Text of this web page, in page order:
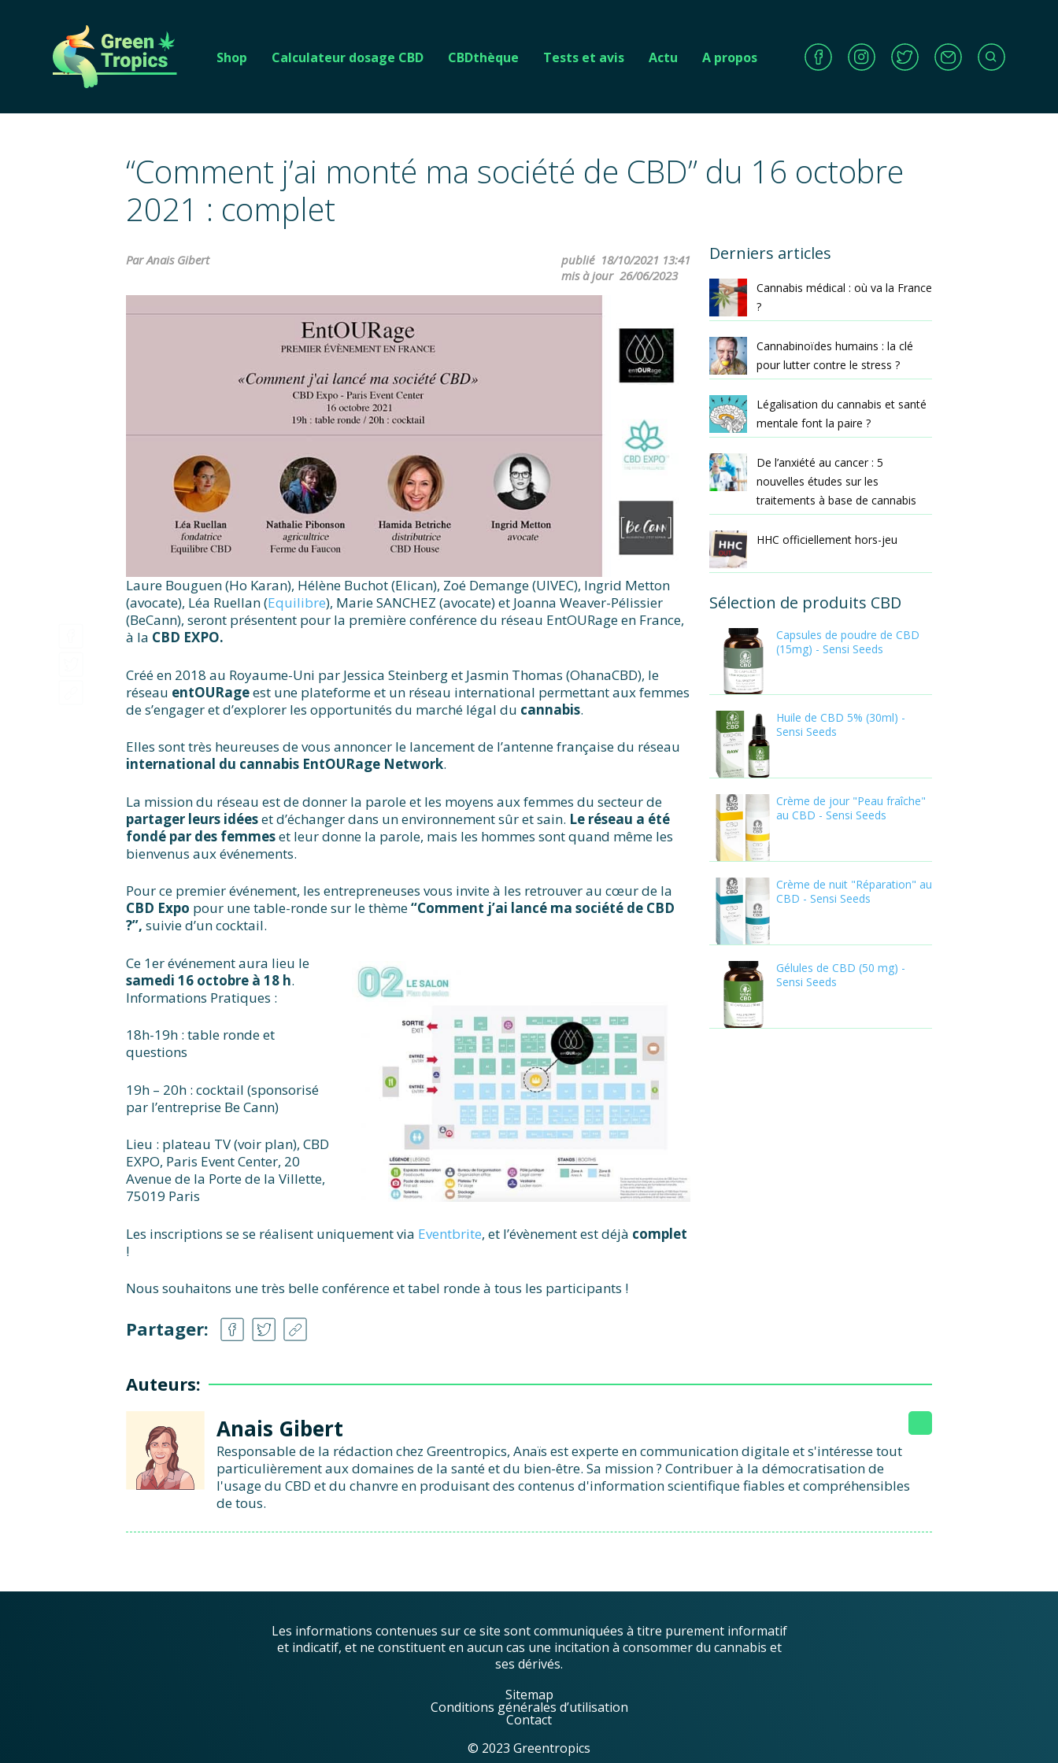
Shop Calculateur dosage CBD CBDthèque Tests et avis Actu A propos
“Comment j’ai monté ma société de CBD” du 16 octobre
2021 : complet
Derniers articles
Cannabis médical : où va la France
?
Cannabinoïdes humains : la clé
pour lutter contre le stress ?
Légalisation du cannabis et santé
mentale font la paire ?
De l’anxiété au cancer : 5
nouvelles études sur les
traitements à base de cannabis
HHC officiellement hors-jeu
Sélection de produits CBD
Capsules de poudre de CBD
(15mg) - Sensi Seeds
Huile de CBD 5% (30ml) -
Sensi Seeds
Crème de jour "Peau fraîche"
au CBD - Sensi Seeds
Crème de nuit "Réparation" au
CBD - Sensi Seeds
Gélules de CBD (50 mg) -
Sensi Seeds
Par Anais Gibert publié 18/10/2021 13:41
mis à jour 26/06/2023
Laure Bouguen (Ho Karan), Hélène Buchot (Elican), Zoé Demange (UIVEC), Ingrid Metton
(avocate), Léa Ruellan (Equilibre), Marie SANCHEZ (avocate) et Joanna Weaver-Pélissier
(BeCann), seront présentent pour la première conférence du réseau EntOURage en France,
à la CBD EXPO.
Créé en 2018 au Royaume-Uni par Jessica Steinberg et Jasmin Thomas (OhanaCBD), le
réseau entOURageest une plateforme et un réseau international permettant aux femmes
de s’engager et d’explorer les opportunités du marché légal du cannabis.
Elles sont très heureuses de vous annoncer le lancement de l’antenne française du réseau
international du cannabis EntOURage Network.
La mission du réseau est de donner la parole et les moyens aux femmes du secteur de
partager leurs idéeset d’échanger dans un environnement sûr et sain. Le réseau a été
fondé par des femmeset leur donne la parole, mais les hommes sont quand même les
bienvenus aux événements.
Pour ce premier événement, les entrepreneuses vous invite à les retrouver au cœur de la
CBD Expo pour une table-ronde sur le thème“Comment j’ai lancé ma société de CBD
?”, suivie d’un cocktail.
Ce 1er événement aura lieu le
samedi 16 octobre à 18 h.
Informations Pratiques :
18h-19h : table ronde et
questions
19h – 20h : cocktail (sponsorisé
par l’entreprise Be Cann)
Lieu : plateau TV (voir plan), CBD
EXPO, Paris Event Center, 20
Avenue de la Porte de la Villette,
75019 Paris
Les inscriptions se se réalisent uniquement via Eventbrite, et l’évènement est déjà complet
!
Nous souhaitons une très belle conférence et tabel ronde à tous les participants !
Partager:
Auteurs:
Anais Gibert
Responsable de la rédaction chez Greentropics, Anaïs est experte en communication digitale et s'intéresse tout
particulièrement aux domaines de la santé et du bien-être. Sa mission ? Contribuer à la démocratisation de
l'usage du CBD et du chanvre en produisant des contenus d'information scientifique fiables et compréhensibles
de tous.
Les informations contenues sur ce site sont communiquées à titre purement informatif
et indicatif, et ne constituent en aucun cas une incitation à consommer du cannabis et
ses dérivés.
Sitemap
Conditions générales d’utilisation
Contact
© 2023 Greentropics